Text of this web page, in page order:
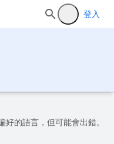
登入
好的語言，但可能會出錯。